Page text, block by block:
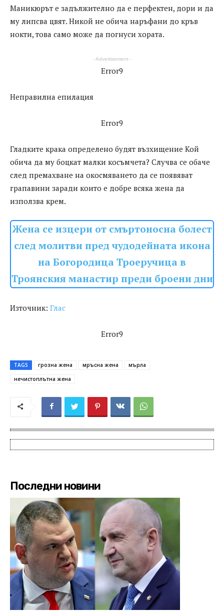
Маникюрът е задължително да е перфектен, дори и да
му липсва цвят. Никой не обича наръфани до кръв
нокти, това само може да погнуси хората.
- Advertisement -
Error9
Неправилна епилация
Error9
Гладките крака определено будят възхищение Кой
обича да му боцкат малки косъмчета? Случва се обаче
след премахване на окосмяването да се появяват
грапавини заради които е добре всяка жена да
използва крем.
Жена се изцери от смъртоносна болест
след молитви пред чудодейната икона
на Богородица Троеручица в
Троянския манастир преди броени дни
Източник: Глас
Error9
TAGS грозна жена мръсна жена
мърла
нечистоплътна жена
Последни новини